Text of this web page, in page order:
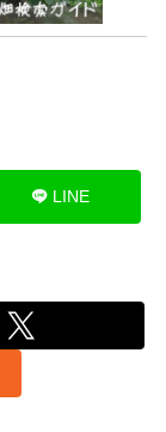
LINE